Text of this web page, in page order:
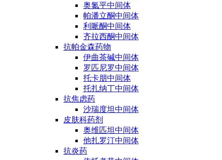
奥氮平中间体
帕潘立酮中间体
利哌酮中间体
齐拉西酮中间体
抗帕金森药物
伊曲茶碱中间体
罗匹尼罗中间体
托卡朋中间体
托扎纳丁中间体
抗焦虑药
沙瑞度坦中间体
皮肤科药剂
奥维匹坦中间体
他扎罗汀中间体
抗炎药